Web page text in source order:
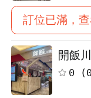
訂位已滿，
開飯
0 (0